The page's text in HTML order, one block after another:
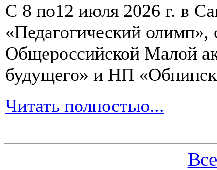
С 8 по12 июля 2026 г. в
«Педагогический олимп»,
Общероссийской Малой
будущего» и НП
Читать полностью...